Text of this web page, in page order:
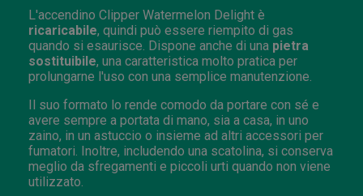
L'accendino Clipper Watermelon Delight è
ricaricabile, quindi può essere riempito di gas
quando si esaurisce. Dispone anche di una pietra
sostituibile, una caratteristica molto pratica per
prolungarne l'uso con una semplice manutenzione.
Il suo formato lo rende comodo da portare con sé e
avere sempre a portata di mano, sia a casa, in uno
zaino, in un astuccio o insieme ad altri accessori per
fumatori. Inoltre, includendo una scatolina, si conserva
meglio da sfregamenti e piccoli urti quando non viene
utilizzato.